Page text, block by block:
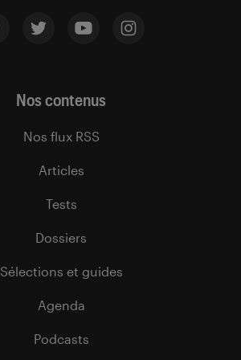
Nos contenus
Nos flux RSS
Articles
Tests
Dossiers
Sélections et guides
Agenda
Podcasts